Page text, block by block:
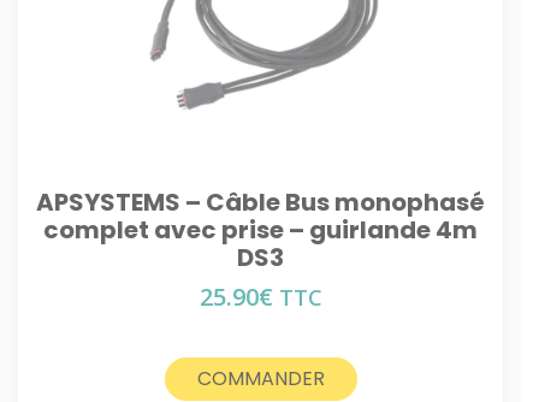
APSYSTEMS – Câble Bus monophasé
complet avec prise – guirlande 4m
DS3
25.90€ TTC
COMMANDER